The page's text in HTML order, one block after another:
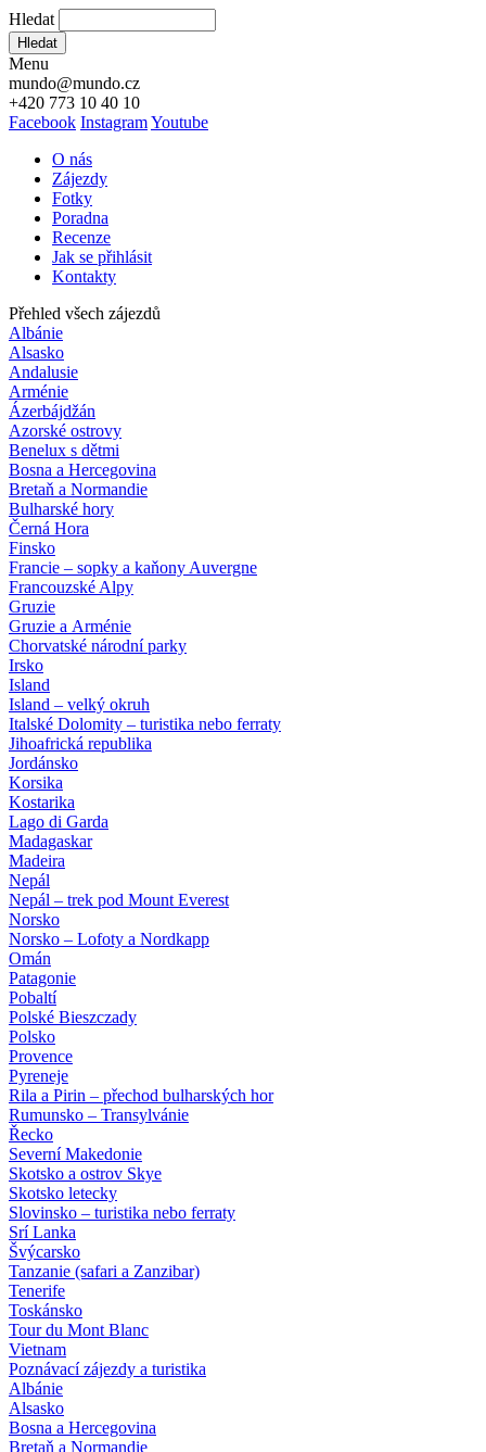
Hledat
Hledat
Menu
mundo@mundo.cz
+420 773 10 40 10
Facebook InstagramYoutube
O nás
Zájezdy
Fotky
Poradna
Recenze
Jak se přihlásit
Kontakty
Přehled všech zájezdů
Albánie
Alsasko
Andalusie
Arménie
Ázerbájdžán
Azorské ostrovy
Benelux s dětmi
Bosna a Hercegovina
Bretaň a Normandie
Bulharské hory
Černá Hora
Finsko
Francie – sopky a kaňony Auvergne
Francouzské Alpy
Gruzie
Gruzie a Arménie
Chorvatské národní parky
Irsko
Island
Island – velký okruh
Italské Dolomity – turistika nebo ferraty
Jihoafrická republika
Jordánsko
Korsika
Kostarika
Lago di Garda
Madagaskar
Madeira
Nepál
Nepál – trek pod Mount Everest
Norsko
Norsko – Lofoty a Nordkapp
Omán
Patagonie
Pobaltí
Polské Bieszczady
Polsko
Provence
Pyreneje
Rila a Pirin – přechod bulharských hor
Rumunsko – Transylvánie
Řecko
Severní Makedonie
Skotsko a ostrov Skye
Skotsko letecky
Slovinsko – turistika nebo ferraty
Srí Lanka
Švýcarsko
Tanzanie (safari a Zanzibar)
Tenerife
Toskánsko
Tour du Mont Blanc
Vietnam
Poznávací zájezdy a turistika
Albánie
Alsasko
Bosna a Hercegovina
Bretaň a Normandie